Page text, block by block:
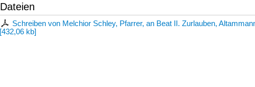
Dateien
Schreiben von Melchior Schley, Pfarrer, an Beat II. Zurlauben,
[432,06 kb]